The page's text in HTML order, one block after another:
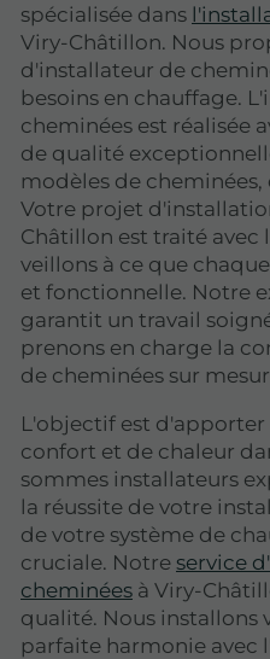
spécialisée dans
Viry-Châtillon. Nous
d'installateur de
besoins en chauffage.
cheminées est réalisée
de qualité
modèles de
Votre projet
Châtillon est traité avec
veillons à ce que
et fonctionnelle. Notre
garantit un travail
prenons en charge la
de cheminées sur
L'objectif est
confort et de chaleur
sommes installateurs
la réussite de votre
de votre système de
cruciale. Notre service
cheminées à Viry-
qualité. Nous installons
parfaite harmonie avec